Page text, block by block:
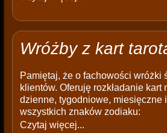
Wróżby z kart
Pamiętaj, że o fachowości wróżki
klientów. Oferuję rozkładanie kart
dzienne, tygodniowe, miesięczne
wszystkich znaków zodiaku:
Czytaj więcej...